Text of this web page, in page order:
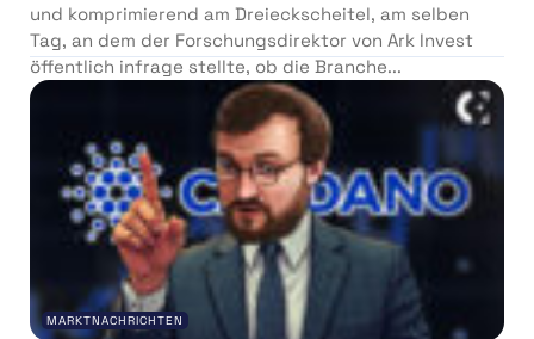
und komprimierend am Dreieckscheitel, am selben
Tag, an dem der Forschungsdirektor von Ark Invest
öffentlich infrage stellte, ob die Branche...
MARKTNACHRICHTEN